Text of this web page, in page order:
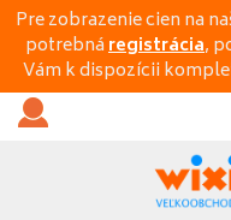
Pre zobrazenie cien na
potrebnáregistrácia,
Vám k dispozícii